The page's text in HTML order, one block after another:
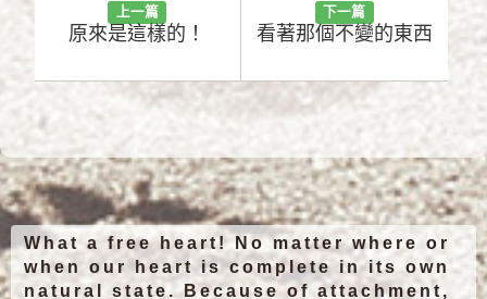
上一篇
原來是這樣的！
下一篇
看著那個不變的東西
What a free heart! No matter where or
when our heart is complete in its own
natural state. Because of attachment,